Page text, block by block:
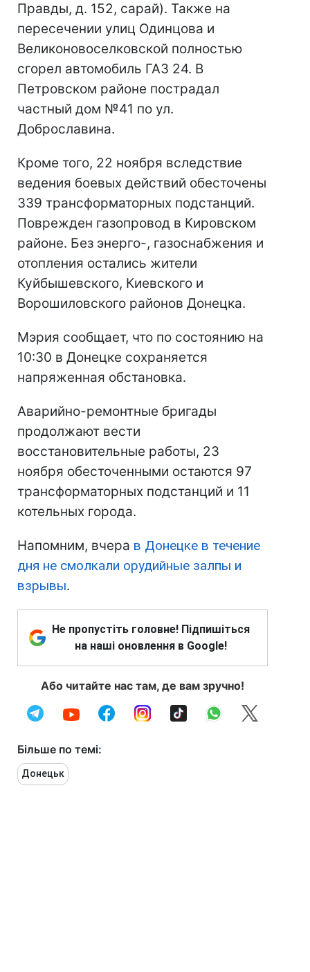
Правды, д. 152, сарай). Также на
пересечении улиц Одинцова и
Великоновоселковской полностью
сгорел автомобиль ГАЗ 24. В
Петровском районе пострадал
частный дом №41 по ул.
Доброславина.
Кроме того, 22 ноября вследствие
ведения боевых действий обесточены
339 трансформаторных подстанций.
Поврежден газопровод в Кировском
районе. Без энерго-, газоснабжения и
отопления остались жители
Куйбышевского, Киевского и
Ворошиловского районов Донецка.
Мэрия сообщает, что по состоянию на
10:30 в Донецке сохраняется
напряженная обстановка.
Аварийно-ремонтные бригады
продолжают вести
восстановительные работы, 23
ноября обесточенными остаются 97
трансформаторных подстанций и 11
котельных города.
Напомним, вчера в Донецке в течение
дня не смолкали орудийные залпы и
взрывы.
Не пропустіть головне! Підпишіться
на наші оновлення в Google!
Або читайте нас там, де вам зручно!
Більше по темі:
Донецьк